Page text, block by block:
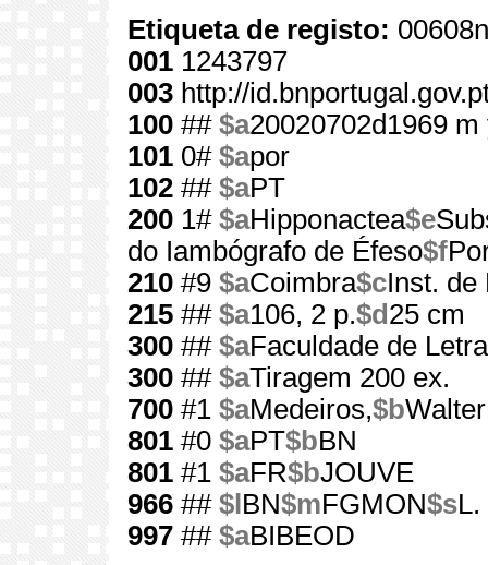
Etiqueta de registo:
001 1243797
003 http://
100 ## $a20020702d1969
101 0# $apor
102 ## $aPT
200 1# $aHipponactea$e
do Iambógrafo de Éfeso$f
210 #9 $aCoimbra$cInst. de
215 ## $a106, 2 p.$d 25 cm
300 ## $aFaculdade de
300 ## $aTiragem 200 ex.
700 #1 $aMedeiros,$b
801 #0 $aPT$bBN
801 #1 $aFR$bJOUVE
966 ## $l BN$mFGMON$sL.
997 ## $aBIBEOD